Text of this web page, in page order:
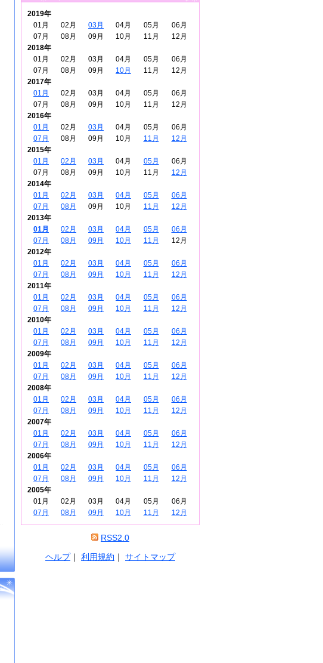
2019年
01月
02月 03月 04月 05月
06月
07月
08月 09月 10月 11月
12月
2018年
01月
02月 03月 04月 05月
06月
07月
08月 09月 10月 11月
12月
2017年
01月
02月 03月 04月 05月
06月
07月
08月 09月 10月 11月
12月
2016年
01月
02月 03月 04月 05月
06月
07月
08月 09月 10月 11月
12月
2015年
01月
02月 03月 04月 05月
06月
07月
08月 09月 10月 11月
12月
2014年
01月
02月 03月 04月 05月
06月
07月
08月 09月 10月 11月
12月
2013年
01月
02月 03月 04月 05月
06月
07月
08月 09月 10月 11月
12月
2012年
01月
02月 03月 04月 05月
06月
07月
08月 09月 10月 11月
12月
2011年
01月
02月 03月 04月 05月
06月
07月
08月 09月 10月 11月
12月
2010年
01月
02月 03月 04月 05月
06月
07月
08月 09月 10月 11月
12月
2009年
01月
02月 03月 04月 05月
06月
07月
08月 09月 10月 11月
12月
2008年
01月
02月 03月 04月 05月
06月
07月
08月 09月 10月 11月
12月
2007年
01月
02月 03月 04月 05月
06月
07月
08月 09月 10月 11月
12月
2006年
01月
02月 03月 04月 05月
06月
07月
08月 09月 10月 11月
12月
2005年
01月
02月 03月 04月 05月
06月
07月
08月 09月 10月 11月 12月
RSS2.0
ヘルプ｜ 利用規約 ｜ サイトマップ